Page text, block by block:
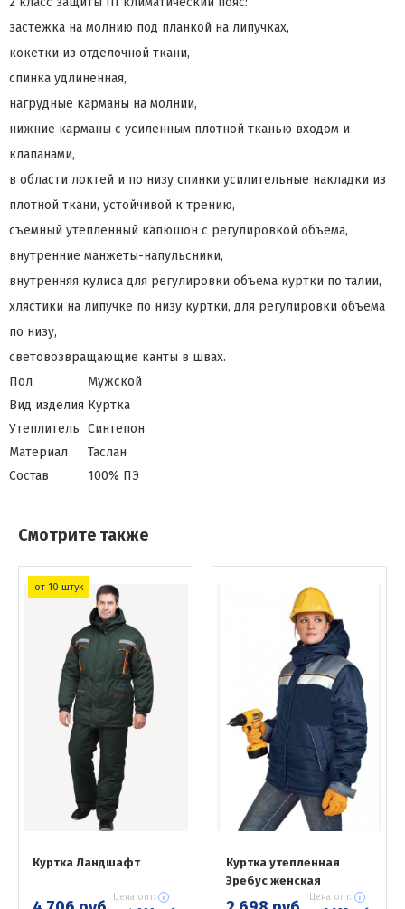
застежка на молнию под планкой на липучках,
кокетки из отделочной ткани,
спинка удлиненная,
нагрудные карманы на молнии,
нижние карманы с усиленным плотной тканью входом и
клапанами,
в области локтей и по низу спинки усилительные накладки из
плотной ткани, устойчивой к трению,
съемный утепленный капюшон с регулировкой объема,
внутренние манжеты-напульсники,
внутренняя кулиса для регулировки объема куртки по талии,
хлястики на липучке по низу куртки, для регулировки объема
по низу,
световозвращающие канты в швах.
Пол
Мужской
Вид изделия Куртка
Утеплитель Синтепон
Материал
Таслан
Состав
100% ПЭ
Смотрите также
от 10 штук
Куртка Ландшафт
Цена опт:
Куртка утепленная
Эребус женская
Цена опт: